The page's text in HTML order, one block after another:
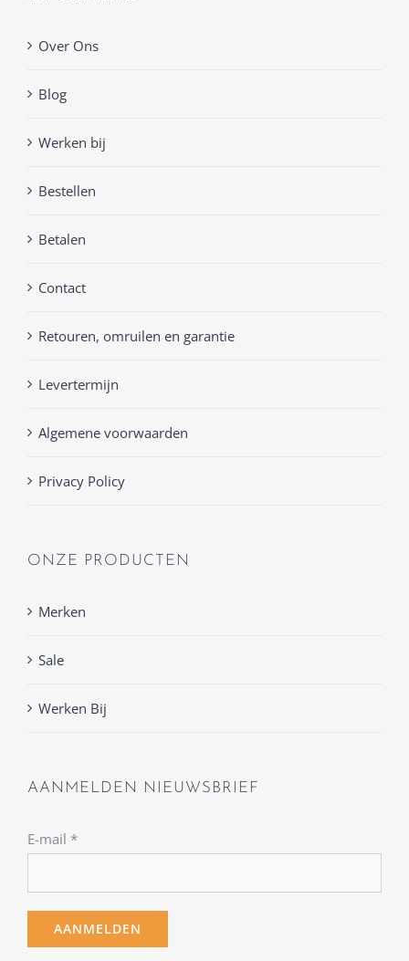
Over Ons
Blog
Werken bij
Bestellen
Betalen
Contact
Retouren, omruilen en garantie
Levertermijn
Algemene voorwaarden
Privacy Policy
ONZE PRODUCTEN
Merken
Sale
Werken Bij
AANMELDEN NIEUWSBRIEF
E-mail *